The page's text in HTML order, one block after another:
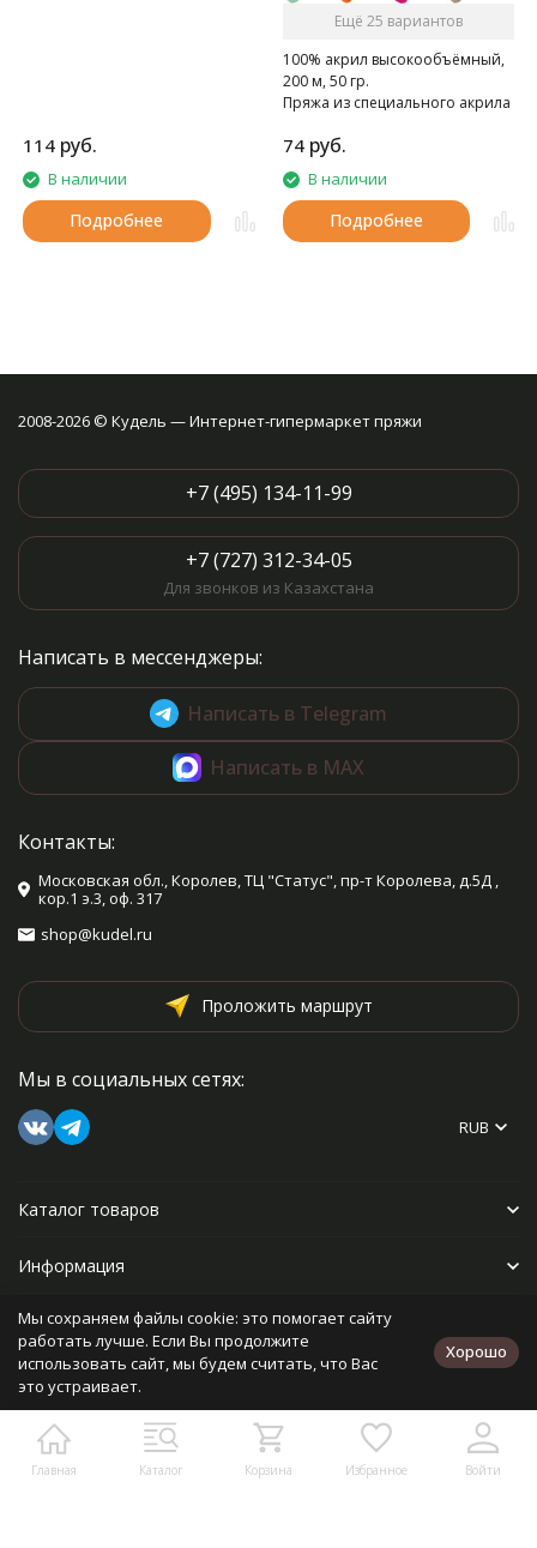
114 руб.
В наличии
Подробнее
Ещё 25 вариантов
100% акрил высокообъёмный,
200 м, 50 гр.
Пряжа из специального акрила
74 руб.
В наличии
Подробнее
Главная Каталог Корзина Избранное Войти
2008-2026 © Кудель — Интернет-гипермаркет пряжи
+7 (495) 134-11-99
+7 (727) 312-34-05
Для звонков из Казахстана
Написать в мессенджеры:
Написать в Telegram
Написать в MAX
Контакты:
Московская обл., Королев, ТЦ "Статус", пр-т Королева, д.5Д ,
кор.1 э.3, оф. 317
shop@kudel.ru
Проложить маршрут
Мы в социальных сетях:
RUB
Каталог товаров
Информация
Прочее
Политика персональных данных
Разработано в
bodysite.ru
Мы сохраняем файлы cookie: это помогает сайту
работать лучше. Если Вы продолжите
использовать сайт, мы будем считать, что Вас
это устраивает.
Хорошо